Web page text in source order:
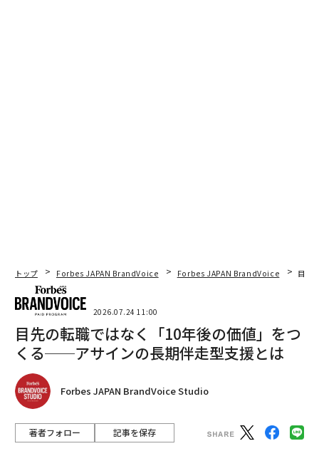
トップ Forbes JAPAN BrandVoice Forbes JAPAN BrandVoice 目先
2026.07.24 11:00
目先の転職ではなく「10年後の価値」をつ
くる──アサインの長期伴走型支援とは
Forbes JAPAN BrandVoice Studio
著者フォロー 記事を保存